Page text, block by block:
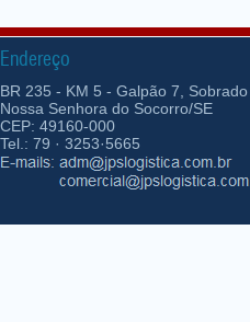
Endereço
BR 235 - KM 5 - Galpão 7, Sobrado
Nossa Senhora do Socorro/SE
CEP: 49160-000
Tel.: 79 · 3253·5665